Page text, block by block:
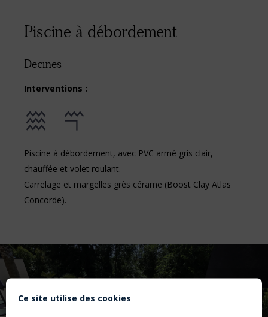
Piscine à débordement
Decines
Interventions :
Piscine à débordement, avec PVC armé gris clair,
chauffée et volet roulant.
Carrelage et margelles grès cérame (Boost Clay Atlas
Concorde).
Ce site utilise des cookies